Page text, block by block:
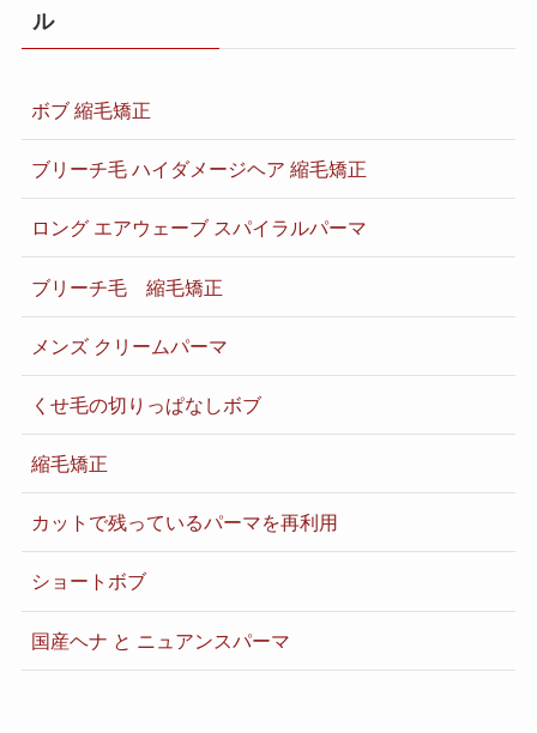
ル
ボブ 縮毛矯正
ブリーチ毛 ハイダメージヘア 縮毛矯正
ロング エアウェーブ スパイラルパーマ
ブリーチ毛 縮毛矯正
メンズ クリームパーマ
くせ毛の切りっぱなしボブ
縮毛矯正
カットで残っているパーマを再利用
ショートボブ
国産ヘナ と ニュアンスパーマ